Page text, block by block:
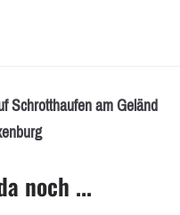
Schrotthaufen am Geländ
noch ...